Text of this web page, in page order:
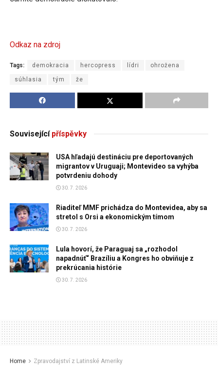
Odkaz na zdroj
Tags: demokracia hercopress lídri ohrožena
súhlasia tým že
Souvisejícípříspěvky
USA hľadajú destináciu pre deportovaných
migrantov v Uruguaji; Montevideo sa vyhýba
potvrdeniu dohody
30. 7. 2026
Riaditeľ MMF prichádza do Montevidea, aby sa
stretol s Orsi a ekonomickým tímom
30. 7. 2026
Lula hovorí, že Paraguaj sa „rozhodol
napadnúť“ Brazíliu a Kongres ho obviňuje z
prekrúcania histórie
30. 7. 2026
Home Zpravodajství z Latinské Ameriky